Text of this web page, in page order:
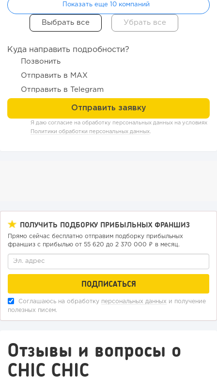
Coffee Way приступил к масштабированию собственной
От стартапа за 30 тысяч рублей до бизнеса стоимостью
миллиарды:...
175
Показать еще 10 компаний
Куда направить подробности?
Позвонить
Отправить в MAX
Отправить в Telegram
Я даю согласие на обработку персональных данных на условиях
Политики обработки персональных данных
ПОЛУЧИТЬ ПОДБОРКУ ПРИБЫЛЬНЫХ ФРАНШИЗ
Прямо сейчас бесплатно отправим подборку прибыльных
франшиз с прибылью от 55 620 до 2 370 000 ₽ в месяц.
Соглашаюсь на обработку персональных данных и получение
полезных писем.
Отзывы и вопросы о
CHIC CHIC